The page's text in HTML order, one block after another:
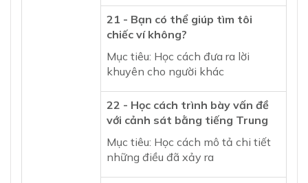
21 - Bạn có thể giúp tìm tôi
chiếc ví không?
Mục tiêu: Học cách đưa ra lời
khuyên cho người khác
22 - Học cách trình bày vấn đề
với cảnh sát bằng tiếng Trung
Mục tiêu: Học cách mô tả chi tiết
những điều đã xảy ra